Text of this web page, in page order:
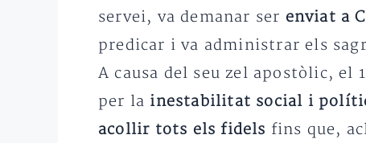
servei, va demanar ser enviat a
predicar i va administrar els
A causa del seu zel apostòlic, el
per la inestabilitat social i
acollir tots els fidels fins que,